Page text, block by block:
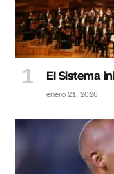
El Sistema
enero 21, 2026